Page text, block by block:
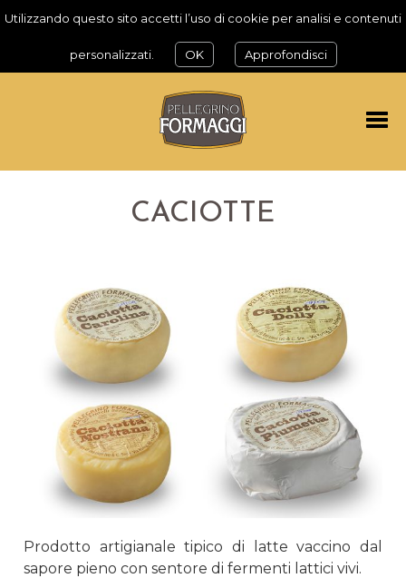
Utilizzando questo sito accetti l’uso di cookie per analisi e contenuti
personalizzati. OK Approfondisci
CACIOTTE
Prodotto artigianale tipico di latte vaccino dal
sapore pieno con sentore di fermenti lattici vivi.